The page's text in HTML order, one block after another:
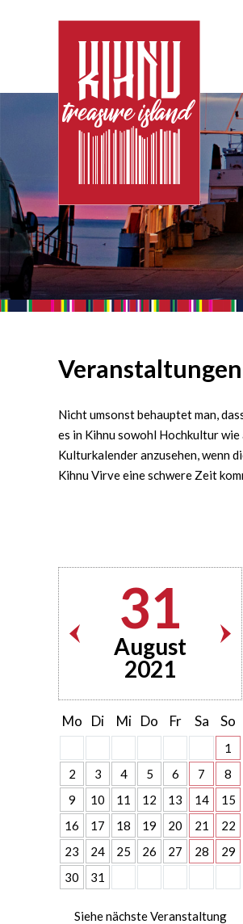
Veranstaltungen
Nicht umsonst behauptet man,
es in Kihnu sowohl Hochkultur
Kulturkalender anzusehen, wenn
Kihnu Virve eine schwere Zeit
31
August
2021
Mo Di Mi Do Fr Sa So
1
2
3 4 5 6 7
8
9
10 11 12 13 14
15
16
17 18 19 20 21
22
23
24 25 26 27 28
29
30
31
Siehe nächste Veranstaltung